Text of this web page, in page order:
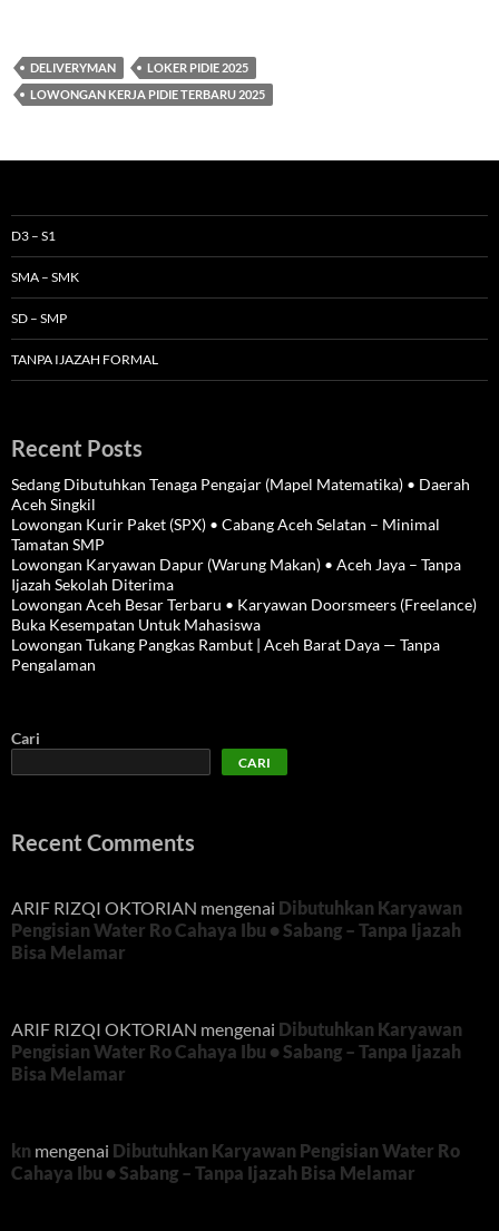
DELIVERYMAN
LOKER PIDIE 2025
LOWONGAN KERJA PIDIE TERBARU 2025
D3 – S1
SMA – SMK
SD – SMP
TANPA IJAZAH FORMAL
Recent Posts
Sedang Dibutuhkan Tenaga Pengajar (Mapel Matematika) • Daerah
Aceh Singkil
Lowongan Kurir Paket (SPX) • Cabang Aceh Selatan – Minimal
Tamatan SMP
Lowongan Karyawan Dapur (Warung Makan) • Aceh Jaya – Tanpa
Ijazah Sekolah Diterima
Lowongan Aceh Besar Terbaru • Karyawan Doorsmeers (Freelance)
Buka Kesempatan Untuk Mahasiswa
Lowongan Tukang Pangkas Rambut | Aceh Barat Daya — Tanpa
Pengalaman
Cari
CARI
Recent Comments
ARIF RIZQI OKTORIAN mengenai Dibutuhkan Karyawan
Pengisian Water Ro Cahaya Ibu • Sabang – Tanpa Ijazah
Bisa Melamar
ARIF RIZQI OKTORIAN mengenai Dibutuhkan Karyawan
Pengisian Water Ro Cahaya Ibu • Sabang – Tanpa Ijazah
Bisa Melamar
kn mengenai Dibutuhkan Karyawan Pengisian Water Ro
Cahaya Ibu • Sabang – Tanpa Ijazah Bisa Melamar